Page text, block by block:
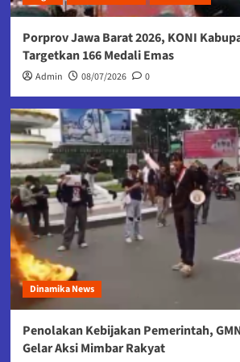
Porprov Jawa Barat 2026, KONI
Targetkan 166 Medali Emas
Admin 08/07/2026 0
Dinamika News
Penolakan Kebijakan Pemerintah,
Gelar Aksi Mimbar Rakyat